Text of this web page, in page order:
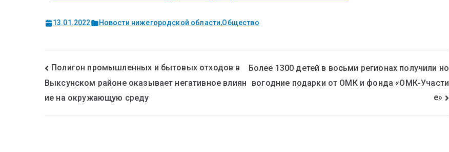
13.01.2022 Новости нижегородской области,Общество
Полигон промышленных и бытовых отходов в
Выксунском районе оказывает негативное влиян
ие на окружающую среду
Более 1300 детей в восьми регионах получили но
вогодние подарки от ОМК и фонда «ОМК-Участи
е»